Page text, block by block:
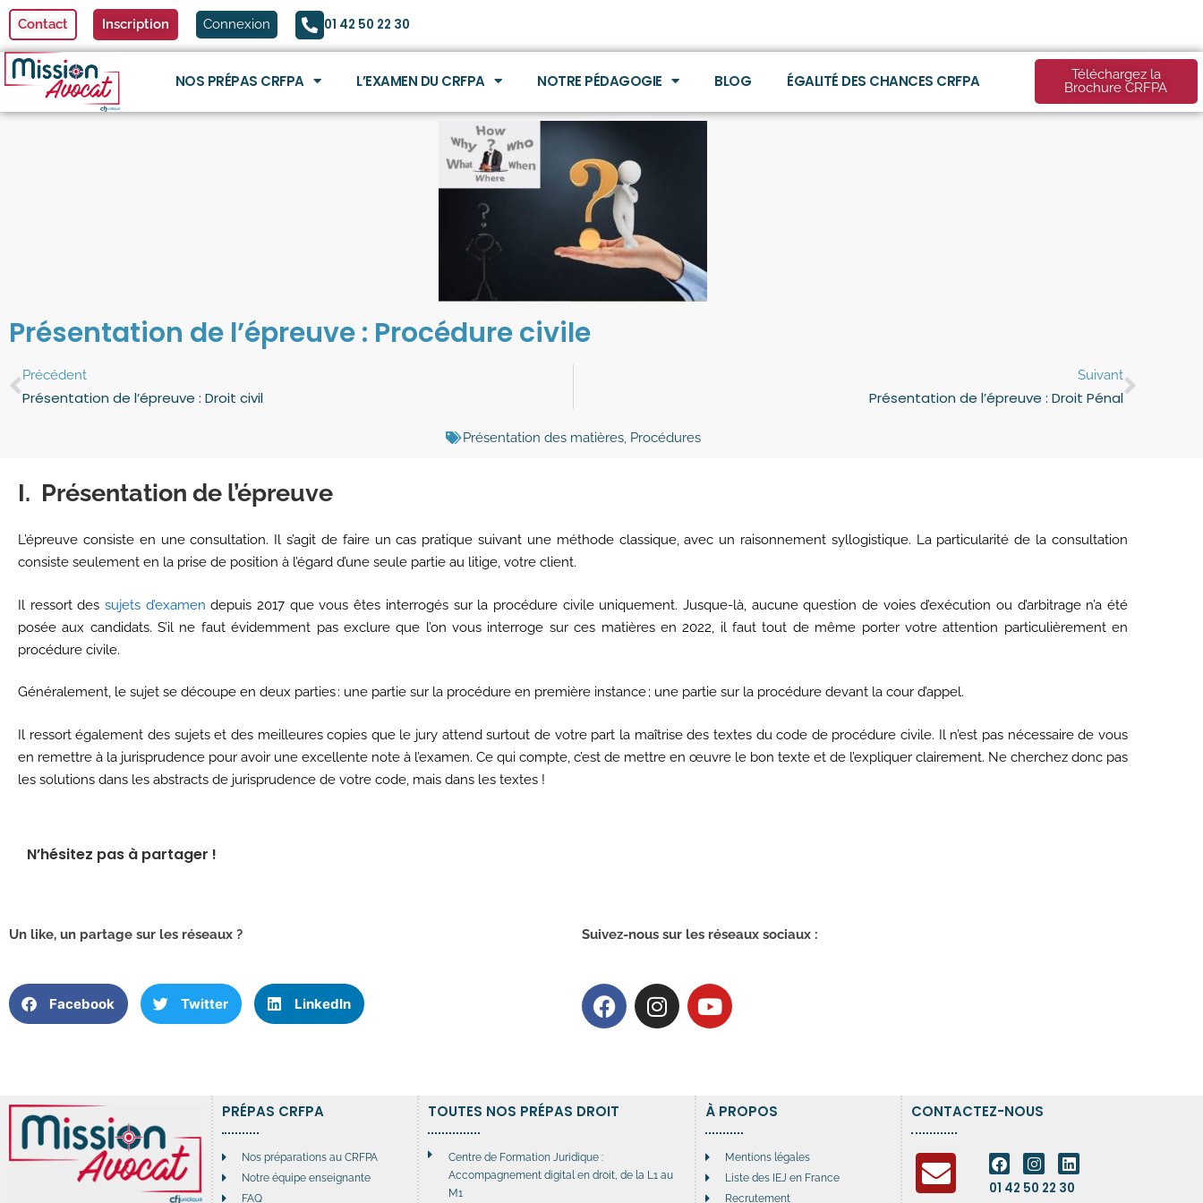
Contact Inscription Connexion 01 42 50 22 30
NOS PRÉPAS CRFPA L’EXAMEN DU CRFPA NOTRE PÉDAGOGIE BLOG ÉGALITÉ DES CHANCES CRFPA
Téléchargez la
Brochure CRFPA
Présentation de l’épreuve : Procédure civile
Précédent
Présentation de l’épreuve : Droit civil
Suivant
Présentation de l’épreuve : Droit Pénal
Présentation des matières, Procédures
I. Présentation de l’épreuve
L’épreuve consiste en une consultation. Il s’agit de faire un cas pratique suivant une méthode classique, avec un raisonnement syllogistique. La particularité de la consultation
consiste seulement en la prise de position à l’égard d’une seule partie au litige, votre client.
Il ressort des sujets d’examen depuis 2017 que vous êtes interrogés sur la procédure civile uniquement. Jusque-là, aucune question de voies d’exécution ou d’arbitrage n’a été
posée aux candidats. S’il ne faut évidemment pas exclure que l’on vous interroge sur ces matières en 2022, il faut tout de même porter votre attention particulièrement en
procédure civile.
Généralement, le sujet se découpe en deux parties : une partie sur la procédure en première instance ; une partie sur la procédure devant la cour d’appel.
Il ressort également des sujets et des meilleures copies que le jury attend surtout de votre part la maîtrise des textes du code de procédure civile. Il n’est pas nécessaire de vous
en remettre à la jurisprudence pour avoir une excellente note à l’examen. Ce qui compte, c’est de mettre en œuvre le bon texte et de l’expliquer clairement. Ne cherchez donc pas
les solutions dans les abstracts de jurisprudence de votre code, mais dans les textes !
N’hésitez pas à partager !
Un like, un partage sur les réseaux ?
Facebook Twitter LinkedIn
Suivez-nous sur les réseaux sociaux :
PRÉPAS CRFPA
Nos préparations au CRFPA
Notre équipe enseignante
FAQ
TOUTES NOS PRÉPAS DROIT
Centre de Formation Juridique :
Accompagnement digital en droit, de la L1 au
M1
À PROPOS
Mentions légales
Liste des IEJ en France
Recrutement
CONTACTEZ-NOUS
01 42 50 22 30